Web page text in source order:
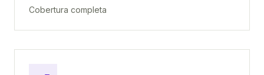
Cobertura completa